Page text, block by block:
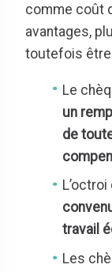
comme coût
avantages,
toutefois
Le
un
de
travail
Les